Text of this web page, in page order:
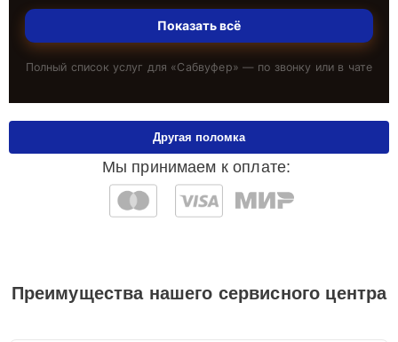
Показать всё
Полный список услуг для «Сабвуфер» — по звонку или в чате
Мы принимаем к оплате:
Другая поломка
Преимущества нашего сервисного центра